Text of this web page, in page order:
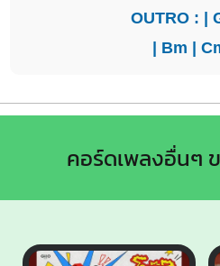
OUTRO : |
| Bm |
คอร์ดเพลงอื่นๆ